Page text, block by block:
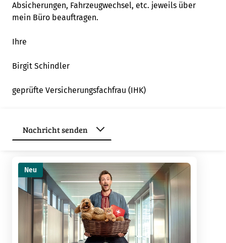
Absicherungen, Fahrzeugwechsel, etc. jeweils über
mein Büro beauftragen.
Ihre
Birgit Schindler
geprüfte Versicherungsfachfrau (IHK)
Beliebte Produkte
Neu